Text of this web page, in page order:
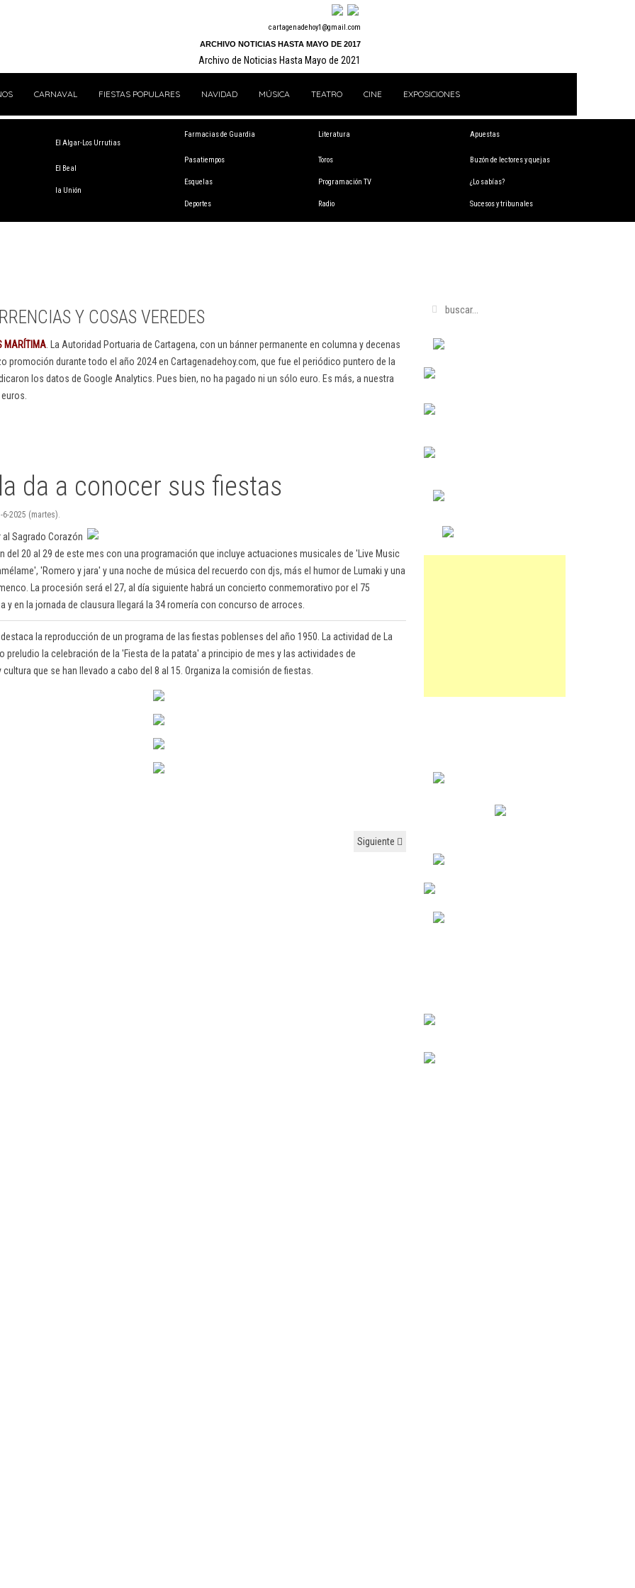
cartagenadehoy1@gmail.com
ARCHIVO NOTICIAS HASTA MAYO DE 2017
Archivo de Noticias Hasta Mayo de 2021
CARNAVAL FIESTAS POPULARES NAVIDAD MÚSICA TEATRO CINE EXPOSICIONES
El Algar-Los Urrutias
El Beal
la Unión
Farmacias de Guardia
Pasatiempos
Esquelas
Deportes
Literatura
Toros
Programación TV
Radio
Apuestas
Buzón de lectores y quejas
¿Lo sabías?
Sucesos y tribunales
Y COSAS VEREDES
MARÍTIMA . La Autoridad Portuaria de Cartagena, con un bánner permanente en columna y decenas
promoción durante todo el año 2024 en Cartagenadehoy.com, que fue el periódico puntero de la
los datos de Google Analytics. Pues bien, no ha pagado ni un sólo euro. Es más, a nuestra
da a conocer sus fiestas
2025 (martes).
Sagrado Corazón
del 20 al 29 de este mes con una programación que incluye actuaciones musicales de 'Live Music
'Romero y jara' y una noche de música del recuerdo con djs, más el humor de Lumaki y una
La procesión será el 27, al día siguiente habrá un concierto conmemorativo por el 75
y en la jornada de clausura llegará la 34 romería con concurso de arroces.
la reproducción de un programa de las fiestas poblenses del año 1950. La actividad de La
preludio la celebración de la 'Fiesta de la patata' a principio de mes y las actividades de
que se han llevado a cabo del 8 al 15. Organiza la comisión de fiestas.
Siguiente